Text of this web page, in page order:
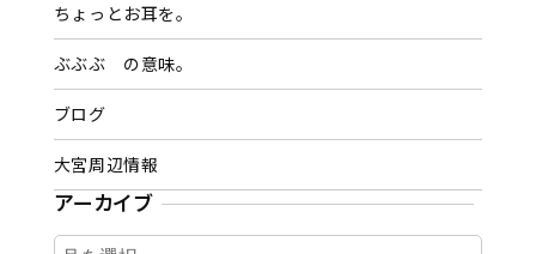
ちょっとお耳を。
ぶぶぶ の意味。
ブログ
大宮周辺情報
アーカイブ
ア